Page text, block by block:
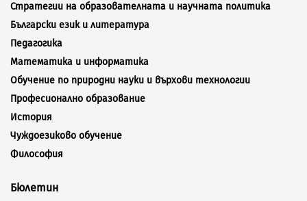
Стратегии на образователната и научната политика
Български език и литература
Педагогика
Математика и информатика
Обучение по природни науки и върхови технологии
Професионално образование
История
Чуждоезиково обучение
Философия
Бюлетин